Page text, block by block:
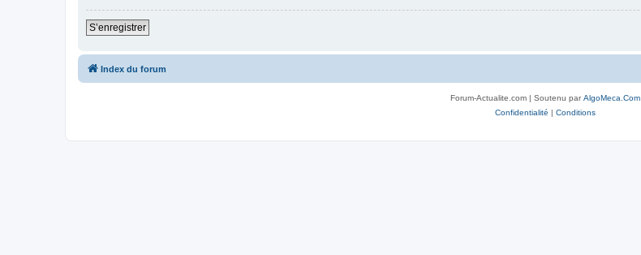
S’enregistrer
Index du forum
Forum-Actualite.com | Soutenu parAlgoMeca.Com
Confidentialité | Conditions